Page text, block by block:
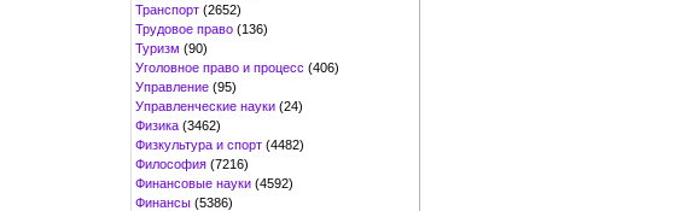
Транспорт (2652)
Трудовое право (136)
Туризм (90)
Уголовное право и процесс (406)
Управление (95)
Управленческие науки (24)
Физика (3462)
Физкультура и спорт (4482)
Философия (7216)
Финансовые науки (4592)
Финансы (5386)